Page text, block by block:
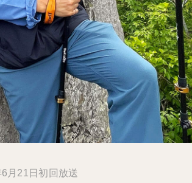
月21日初回放送